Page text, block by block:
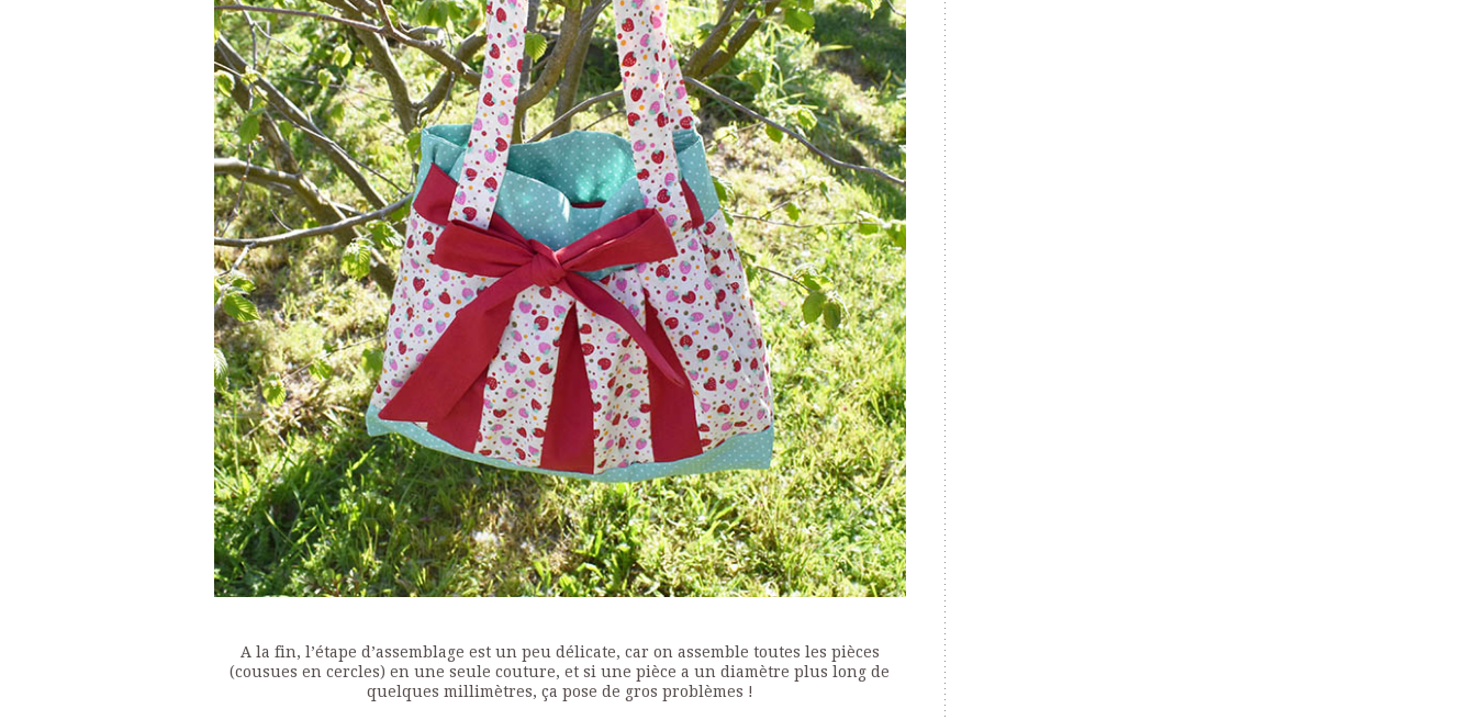
A la fin, l’étape d’assemblage est un peu délicate, car on assemble toutes les pièces
(cousues en cercles) en une seule couture, et si une pièce a un diamètre plus long de
quelques millimètres, ça pose de gros problèmes !